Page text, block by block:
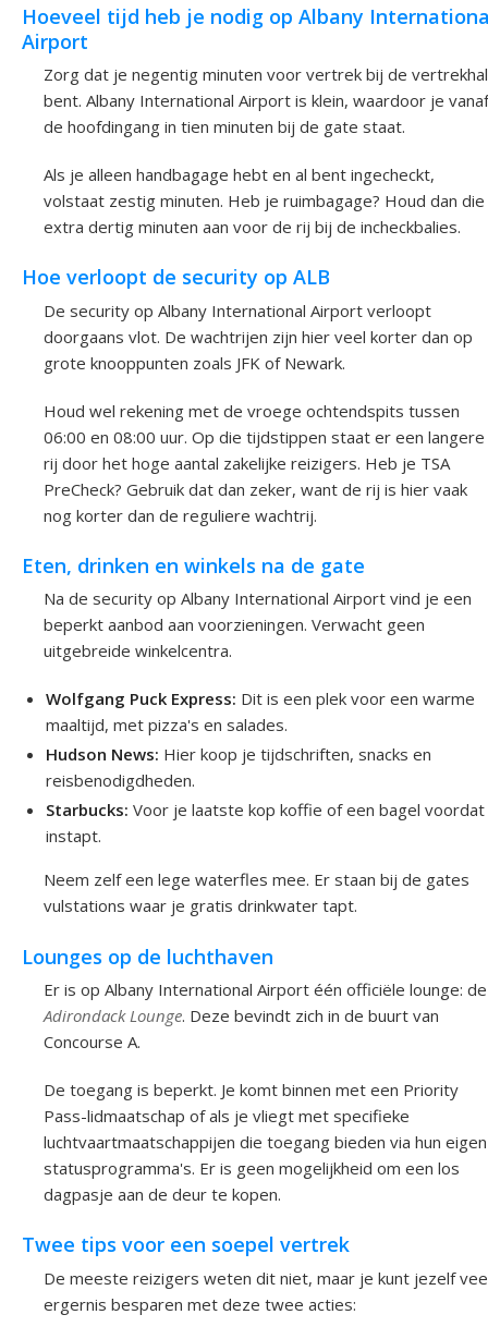
Hoeveel tijd heb je nodig op Albany
Airport
Zorg dat je negentig minuten voor vertrek bij de vertrekhal
bent. Albany International Airport is klein, waardoor je vanaf
de hoofdingang in tien minuten bij de gate staat.
Als je alleen handbagage hebt en al bent ingecheckt,
volstaat zestig minuten. Heb je ruimbagage? Houd dan die
extra dertig minuten aan voor de rij bij de incheckbalies.
Hoe verloopt de security op ALB
De security op Albany International Airport verloopt
doorgaans vlot. De wachtrijen zijn hier veel korter dan op
grote knooppunten zoals JFK of Newark.
Houd wel rekening met de vroege ochtendspits tussen
06:00 en 08:00 uur. Op die tijdstippen staat er een langere
rij door het hoge aantal zakelijke reizigers. Heb je TSA
PreCheck? Gebruik dat dan zeker, want de rij is hier vaak
nog korter dan de reguliere wachtrij.
Eten, drinken en winkels na de gate
Na de security op Albany International Airport vind je een
beperkt aanbod aan voorzieningen. Verwacht geen
uitgebreide winkelcentra.
Wolfgang Puck Express: Dit is een plek voor een warme
maaltijd, met pizza's en salades.
Hudson News: Hier koop je tijdschriften, snacks en
reisbenodigdheden.
Starbucks: Voor je laatste kop koffie of een bagel
instapt.
Neem zelf een lege waterfles mee. Er staan bij de gates
vulstations waar je gratis drinkwater tapt.
Lounges op de luchthaven
Er is op Albany International Airport één officiële lounge: de
Adirondack Lounge. Deze bevindt zich in de buurt van
Concourse A.
De toegang is beperkt. Je komt binnen met een Priority
Pass-lidmaatschap of als je vliegt met specifieke
luchtvaartmaatschappijen die toegang bieden via hun eigen
statusprogramma's. Er is geen mogelijkheid om een los
dagpasje aan de deur te kopen.
Twee tips voor een soepel vertrek
De meeste reizigers weten dit niet, maar je kunt jezelf
ergernis besparen met deze twee acties: